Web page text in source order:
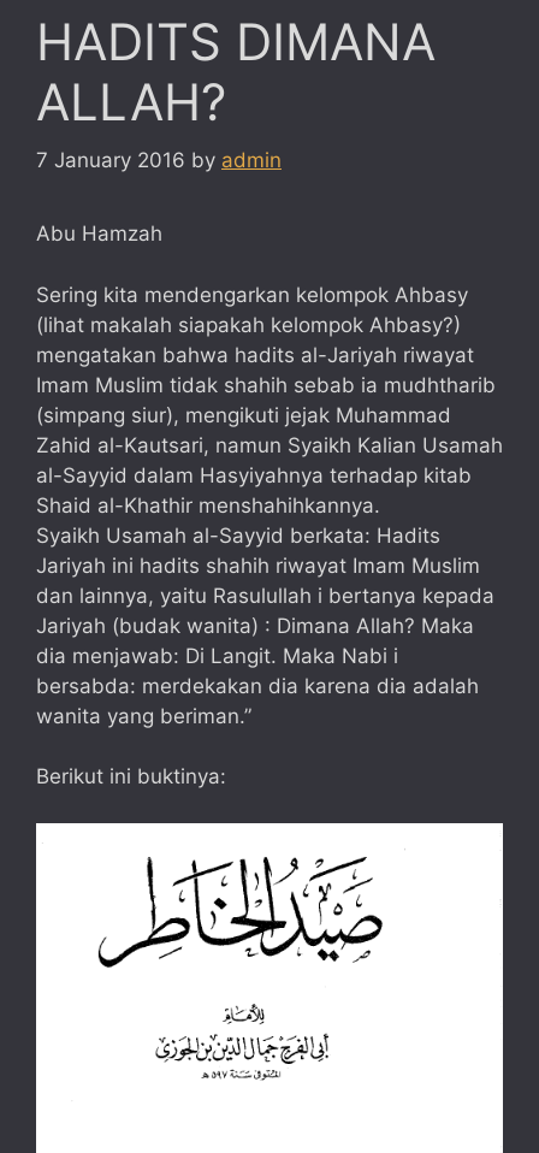
HADITS DIMANA
ALLAH?
7 January 2016 by admin
Abu Hamzah
Sering kita mendengarkan kelompok Ahbasy
(lihat makalah siapakah kelompok Ahbasy?)
mengatakan bahwa hadits al-Jariyah riwayat
Imam Muslim tidak shahih sebab ia mudhtharib
(simpang siur), mengikuti jejak Muhammad
Zahid al-Kautsari, namun Syaikh Kalian Usamah
al-Sayyid dalam Hasyiyahnya terhadap kitab
Shaid al-Khathir menshahihkannya.
Syaikh Usamah al-Sayyid berkata: Hadits
Jariyah ini hadits shahih riwayat Imam Muslim
dan lainnya, yaitu Rasulullah i bertanya kepada
Jariyah (budak wanita) : Dimana Allah? Maka
dia menjawab: Di Langit. Maka Nabi i
bersabda: merdekakan dia karena dia adalah
wanita yang beriman.”
Berikut ini buktinya: